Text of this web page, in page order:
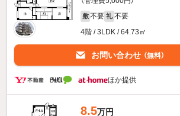
敷 不要 礼 不要
4階 / 3LDK / 64.73㎡
お問い合わせ （無料）
ほか提供
8.5万円